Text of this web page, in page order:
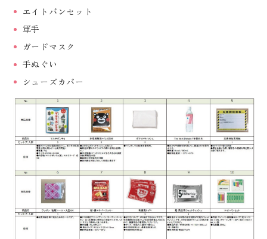
エイトバンセット
軍手
ガードマスク
手ぬぐい
シューズカバー